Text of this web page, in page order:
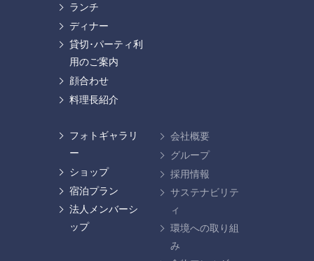
ランチ
ディナー
貸切･パーティ利
用のご案内
顔合わせ
料理長紹介
フォトギャラリ
ー
ショップ
宿泊プラン
法人メンバーシ
ップ
会社概要
グループ
採用情報
サステナビリテ
ィ
環境への取り組
み